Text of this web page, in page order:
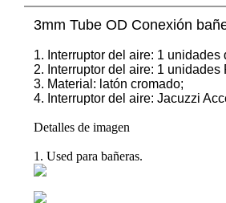
3mm Tube OD Conexión
1. Interruptor del aire: 1 unidades
2. Interruptor del aire: 1 unidades
3. Material: latón cromado;
4. Interruptor del aire: Jacuzzi
Detalles de imagen
1. Used para bañeras.